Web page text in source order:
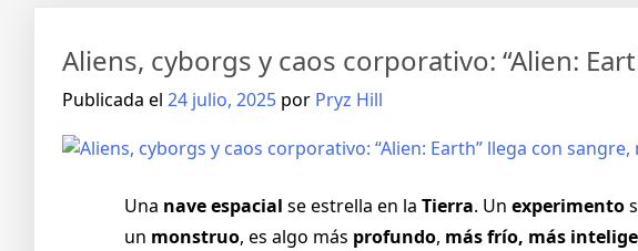
Aliens, cyborgs y caos corporativo: “Alien:
Publicada el 24 julio, 2025 por Pryz Hill
Una nave espacial se estrella en la Tierra. Un experimento
un monstruo, es algo más profundo, más frío, más